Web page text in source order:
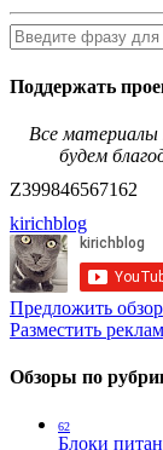
Поддержать
Все
будем
Z399846567162
kirichblog
Предложить обзор
Разместить
Обзоры по
62
Блоки